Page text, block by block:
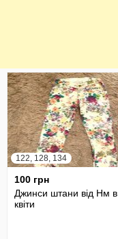
122, 128, 134
100 грн
Джинси штани від Нм в
квіти